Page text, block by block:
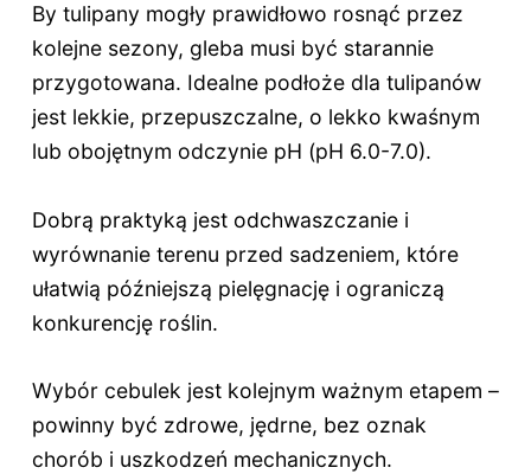
By tulipany mogły prawidłowo rosnąć przez
kolejne sezony, gleba musi być starannie
przygotowana. Idealne podłoże dla tulipanów
jest lekkie, przepuszczalne, o lekko kwaśnym
lub obojętnym odczynie pH (pH 6.0-7.0).
Dobrą praktyką jest odchwaszczanie i
wyrównanie terenu przed sadzeniem, które
ułatwią późniejszą pielęgnację i ograniczą
konkurencję roślin.
Wybór cebulek jest kolejnym ważnym etapem –
powinny być zdrowe, jędrne, bez oznak
chorób i uszkodzeń mechanicznych.